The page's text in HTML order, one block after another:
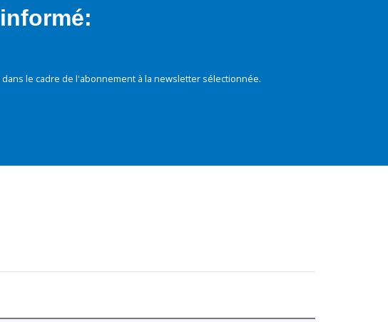
le cadre de l'abonnement à la newsletter sélectionnée.